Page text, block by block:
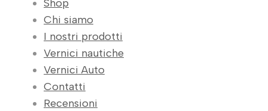
Shop
Chi siamo
I nostri prodotti
Vernici nautiche
Vernici Auto
Contatti
Recensioni